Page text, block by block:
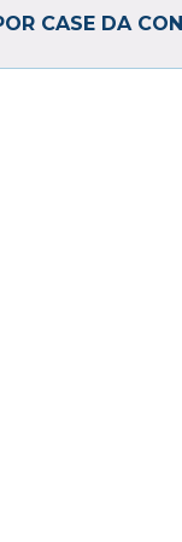
CASE DA